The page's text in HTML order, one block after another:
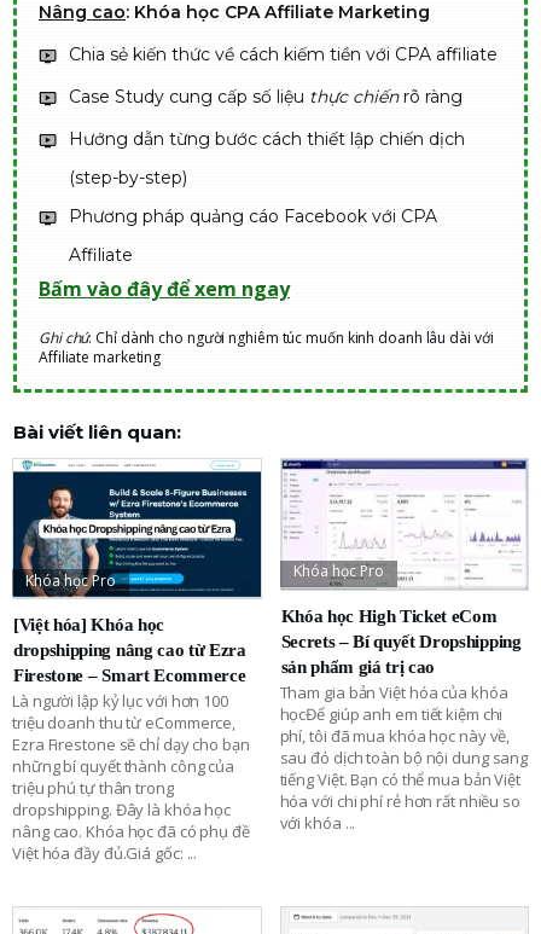
Nâng cao: Khóa học CPA Affiliate Marketing
Chia sẻ kiến thức về cách kiếm tiền với CPA affiliate
Case Study cung cấp số liệu thực chiếnrõ ràng
Hướng dẫn từng bước cách thiết lập chiến dịch
(step-by-step)
Phương pháp quảng cáo Facebook với CPA
Affiliate
Bấm vào đây để xem ngay
Ghi chú: Chỉ dành cho người nghiêm túc muốn kinh doanh lâu dài với
Affiliate marketing
Bài viết liên quan:
Khóa học Pro
[Việt hóa] Khóa học
dropshipping nâng cao từ Ezra
Firestone – Smart Ecommerce
Là người lập kỷ lục với hơn 100
triệu doanh thu từ eCommerce,
Ezra Firestone sẽ chỉ dạy cho bạn
những bí quyết thành công của
triệu phú tự thân trong
dropshipping. Đây là khóa học
nâng cao. Khóa học đã có phụ đề
Việt hóa đầy đủ.Giá gốc: ...
Khóa học Pro
Khóa học High Ticket eCom
Secrets – Bí quyết Dropshipping
sản phẩm giá trị cao
Tham gia bản Việt hóa của khóa
họcĐể giúp anh em tiết kiệm chi
phí, tôi đã mua khóa học này về,
sau đó dịch toàn bộ nội dung sang
tiếng Việt. Bạn có thể mua bản Việt
hóa với chi phí rẻ hơn rất nhiều so
với khóa ...